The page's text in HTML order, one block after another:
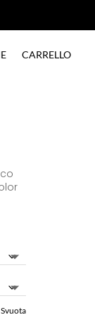
CARRELLO
CARRELLO
Svuota